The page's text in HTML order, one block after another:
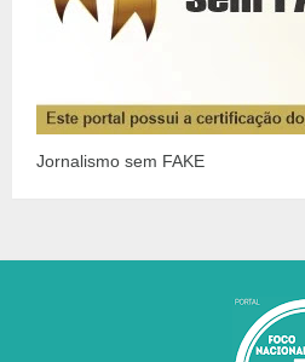
Jornalismo sem FAKE